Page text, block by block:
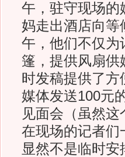
午，驻守现场的
妈走出酒店向等
午，他们不仅为
篷，提供风扇供
时发稿提供了方
媒体发送100元
见面会（虽然
在现场的记者们
显然不是临时安